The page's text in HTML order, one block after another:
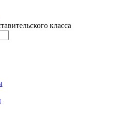
класса